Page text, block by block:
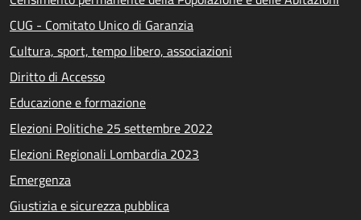
CUG - Comitato Unico di Garanzia
Cultura, sport, tempo libero, associazioni
Diritto di Accesso
Educazione e formazione
Elezioni Politiche 25 settembre 2022
Elezioni Regionali Lombardia 2023
Emergenza
Giustizia e sicurezza pubblica